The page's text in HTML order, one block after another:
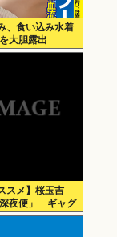
、食い込み水着
大胆露出
のグラビアオ
スメ】桜玉吉
深夜便」 ギャグ
悩経た中年の日